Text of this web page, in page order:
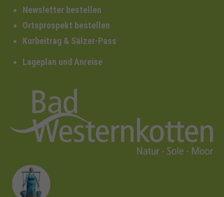
Newsletter bestellen
Ortsprospekt bestellen
Kurbeitrag & Sälzer-Pass
Lageplan und Anreise